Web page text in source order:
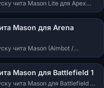
чита Mason Lite для Apex
перезагрузка, выбор версии
Mason для Arena
чита Mason (Aimbot /
Запуск с USB-флешки,
аимбота.
Mason для Battlefield 1
чита Mason для Battlefield 1.